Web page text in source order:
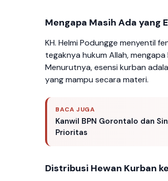
Mengapa Masih Ada yang
KH. Helmi Podungge menyentil
tegaknya hukum Allah,
Menurutnya, esensi kurban
yang mampu secara materi.
BACA JUGA
Kanwil BPN Gorontalo dan
Prioritas
Distribusi Hewan Kurban